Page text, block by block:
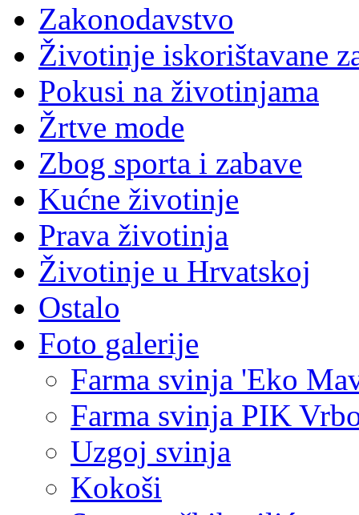
Zakonodavstvo
Životinje iskorištavane
Pokusi na životinjama
Žrtve mode
Zbog sporta i zabave
Kućne životinje
Prava životinja
Životinje u Hrvatskoj
Ostalo
Foto galerije
Farma svinja 'Eko
Farma svinja PIK
Uzgoj svinja
Kokoši